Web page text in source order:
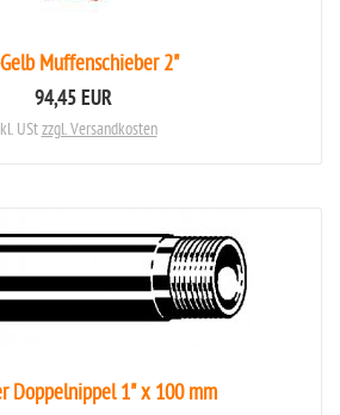
Muffenschieber 2"
94,45 EUR
UStzzgl. Versandkosten
Doppelnippel 1" x 100 mm